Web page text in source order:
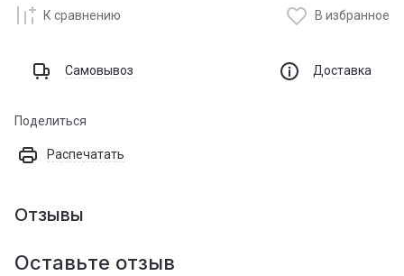
К сравнению В избранное
Самовывоз Доставка
Поделиться
Распечатать
Отзывы
Оставьте отзыв